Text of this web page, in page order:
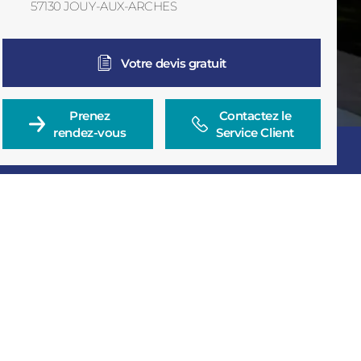
Consulter
57130 JOUY-AUX-ARCHES
Votre devis gratuit
Prenez
rendez-vous
Contactez le
Service Client